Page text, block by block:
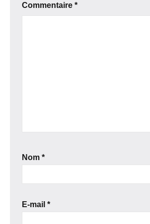
Commentaire *
Nom *
E-mail *